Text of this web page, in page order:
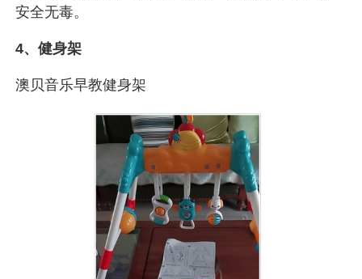
安全无毒。
4、健身架
澳贝音乐早教健身架